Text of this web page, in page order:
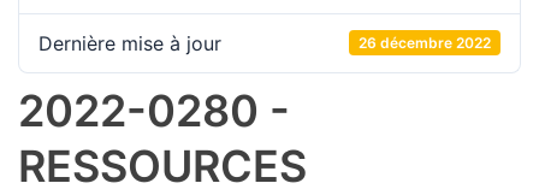
Dernière mise à jour 26 décembre 2022
2022-0280 -
RESSOURCES